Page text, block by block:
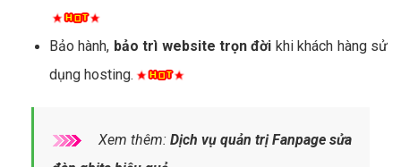
Bảo hành, bảo trì website trọn đời khi khách hàng sử
dụng hosting.
Xem thêm: Dịch vụ quản trị Fanpage sửa